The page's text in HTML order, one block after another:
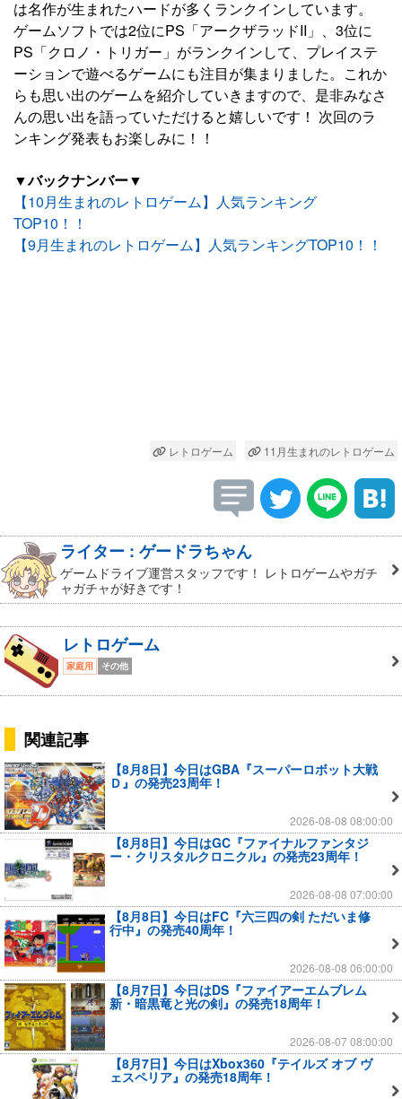
は名作が生まれたハードが多くランクインしています。
ゲームソフトでは2位にPS「アークザラッドII」、3位に
PS「クロノ・トリガー」がランクインして、プレイステ
ーションで遊べるゲームにも注目が集まりました。これか
らも思い出のゲームを紹介していきますので、是非みなさ
んの思い出を語っていただけると嬉しいです！ 次回のラ
ンキング発表もお楽しみに！！
▼バックナンバー▼
【10月生まれのレトロゲーム】人気ランキング
TOP10！！
【9月生まれのレトロゲーム】人気ランキングTOP10！！
レトロゲーム 11月生まれのレトロゲーム
ライター : ゲードラちゃん
ゲームドライブ運営スタッフです！ レトロゲームやガチ
ャガチャが好きです！
レトロゲーム
家庭用 その他
関連記事
【8月8日】今日はGBA『スーパーロボット大戦
Ｄ』の発売23周年！
2026-08-08 08:00:00
【8月8日】今日はGC『ファイナルファンタジ
ー・クリスタルクロニクル』の発売23周年！
2026-08-08 07:00:00
【8月8日】今日はFC『六三四の剣 ただいま修
行中』の発売40周年！
2026-08-08 06:00:00
【8月7日】今日はDS『ファイアーエムブレム
新・暗黒竜と光の剣』の発売18周年！
2026-08-07 08:00:00
【8月7日】今日はXbox360『テイルズ オブ ヴ
ェスペリア』の発売18周年！